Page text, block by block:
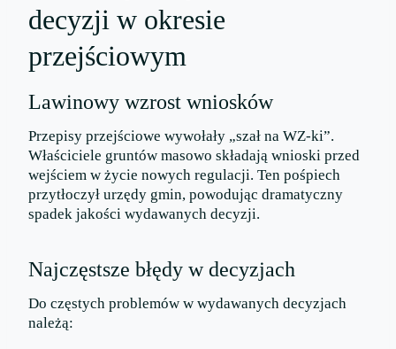
decyzji w okresie
przejściowym
Lawinowy wzrost wniosków
Przepisy przejściowe wywołały „szał na WZ-ki”.
Właściciele gruntów masowo składają wnioski przed
wejściem w życie nowych regulacji. Ten pośpiech
przytłoczył urzędy gmin, powodując dramatyczny
spadek jakości wydawanych decyzji.
Najczęstsze błędy w decyzjach
Do częstych problemów w wydawanych decyzjach
należą: